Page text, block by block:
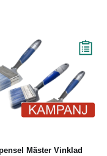
Mäster Vinklad